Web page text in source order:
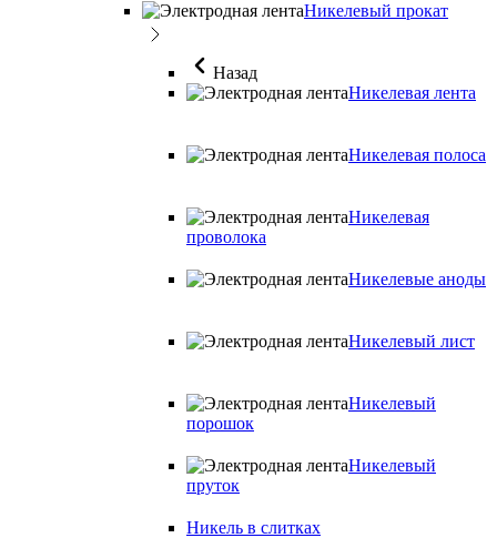
Никелевый прокат
Назад
Никелевая лента
Никелевая полоса
Никелевая
проволока
Никелевые аноды
Никелевый лист
Никелевый
порошок
Никелевый
пруток
Никель в слитках